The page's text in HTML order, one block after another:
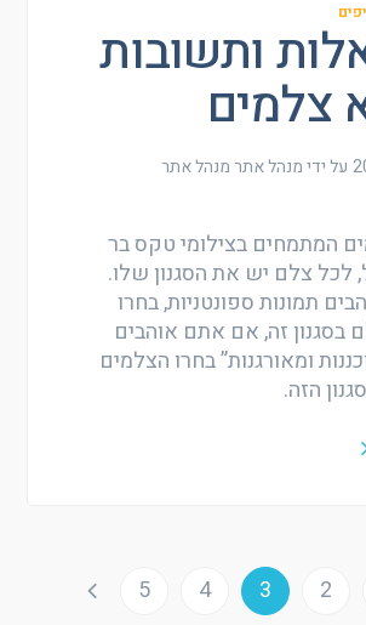
ותשובות
צלמים
על ידי מנהל אתרמנהל אתר
המתמחים בצילומי טקס בר
לכל צלם יש את הסגנון שלו.
תמונות ספונטניות, בחרו
בסגנון זה, אם אתם אוהבים
ומאורגנות” בחרו הצלמים
הזה.
2
3
4
5